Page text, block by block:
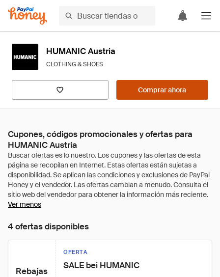
HUMANIC Austria
CLOTHING & SHOES
Comprar ahora
Cupones, códigos promocionales y ofertas para
HUMANIC Austria
Ver menos
4 ofertas disponibles
Rebajas
OFERTA
SALE bei HUMANIC